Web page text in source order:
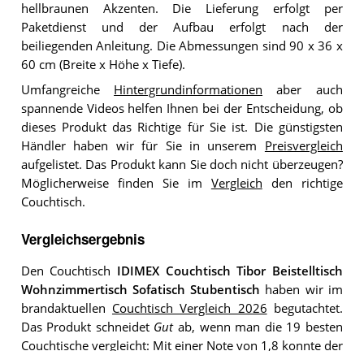
hellbraunen Akzenten. Die Lieferung erfolgt per
Paketdienst und der Aufbau erfolgt nach der
beiliegenden Anleitung. Die Abmessungen sind 90 x 36 x
60 cm (Breite x Höhe x Tiefe).
Umfangreiche Hintergrundinformationen aber auch
spannende Videos helfen Ihnen bei der Entscheidung, ob
dieses Produkt das Richtige für Sie ist. Die günstigsten
Händler haben wir für Sie in unserem Preisvergleich
aufgelistet. Das Produkt kann Sie doch nicht überzeugen?
Möglicherweise finden Sie im Vergleich den richtige
Couchtisch.
Vergleichsergebnis
Den Couchtisch IDIMEX Couchtisch Tibor Beistelltisch
Wohnzimmertisch Sofatisch Stubentisch haben wir im
brandaktuellen Couchtisch Vergleich 2026 begutachtet.
Das Produkt schneidet Gutab, wenn man die 19 besten
Couchtische vergleicht: Mit einer Note von 1,8 konnte der